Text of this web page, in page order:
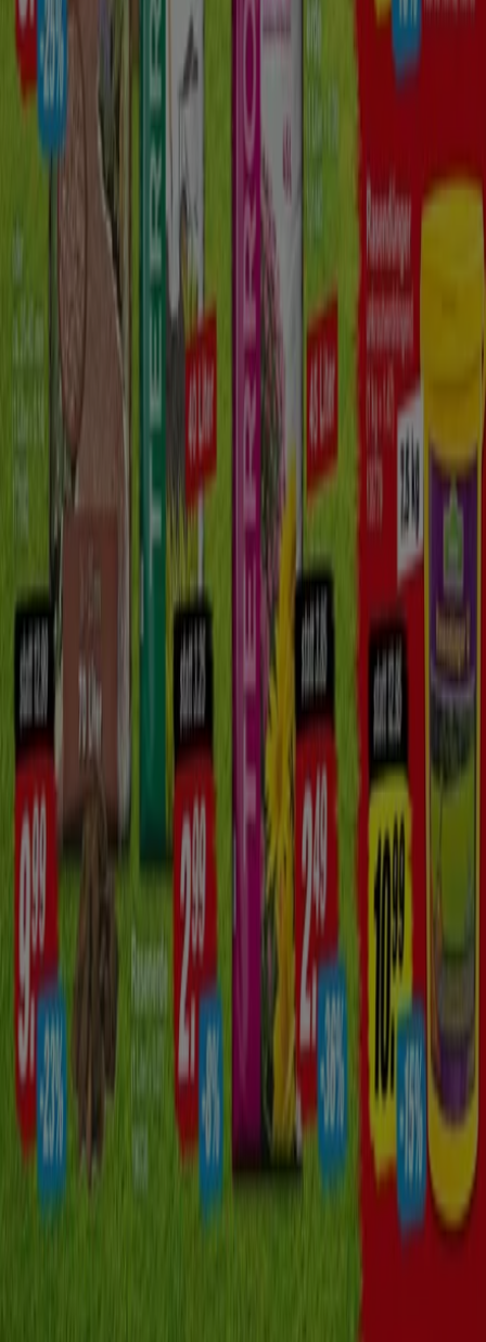
Nutzen Sie die
Angebote und Aktionen von KiK optimal
und bleiben Sie über alle Preis- und Produktupdates im
August 2026
informiert. Bei Tiendeo haben Sie stets
Zugang zu den besten Einkaufsmöglichkeiten in
Deutschland. Warten Sie nicht länger und entdecken Sie
die Angebote, die wir für Sie vorbereitet haben!
Finde KiK Kataloge in deiner Stadt
KiK in Berlin KiK in Hamburg KiK in München
KiK in Frankfurt am Main KiK in Düsseldorf
in Bremen
KiK in Stuttgart KiK in Dresden
KiK in
KiK in Essen
KiK in Nürnberg
Zeige mehr Städte
Tiendeo ist Teil von Shopfully, dem Tech-Unternehmen,
das das lokale Einkaufen weltweit neu erfindet.
Tiendeo
Was wir machen
Business-Lösungen
Nachrichten und Medien
Mit uns arbeiten
Kontakt aufnehmen
Marketing- und Geschäftsanfragen
Geschäft falsch auf der Karte geortet
Wöchentliches Anzeigen-Feedback
Technische Probleme und allgemeines Feedback
Indizes
Marken
Unternehmen
Produkte
Die App von Tiendeo herunterladen